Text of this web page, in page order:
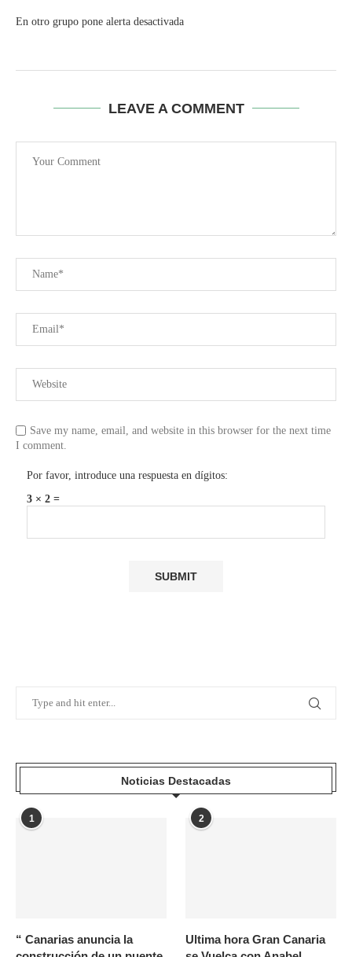
En otro grupo pone alerta desactivada
LEAVE A COMMENT
Save my name, email, and website in this browser for the next time
I comment.
Por favor, introduce una respuesta en dígitos:
3 × 2 =
Noticias Destacadas
1
“ Canarias anuncia la
2
Ultima hora Gran Canaria